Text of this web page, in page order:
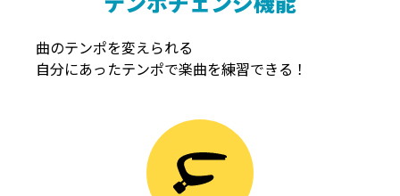
曲のテンポを変えられる
自分にあったテンポで楽曲を練習できる！